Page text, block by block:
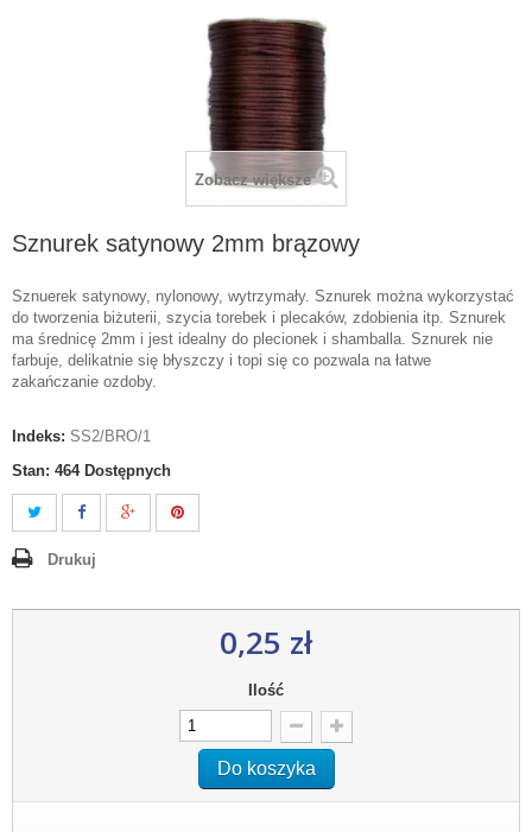
Zobacz większe
Sznurek satynowy 2mm brązowy
Sznuerek satynowy, nylonowy, wytrzymały. Sznurek można wykorzystać
do tworzenia biżuterii, szycia torebek i plecaków, zdobienia itp. Sznurek
ma średnicę 2mm i jest idealny do plecionek i shamballa. Sznurek nie
farbuje, delikatnie się błyszczy i topi się co pozwala na łatwe
zakańczanie ozdoby.
Indeks: SS2/BRO/1
Stan: 464 Dostępnych
Drukuj
0,25 zł
Ilość
Do koszyka